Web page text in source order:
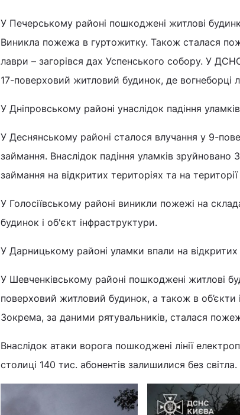
У Печерському районі пошкоджені житлові
Виникла пожежа в гуртожитку. Також сталася
лаври – загорівся дах Успенського собору. У
17-поверховий житловий будинок, де вогнеборці
У Дніпровському районі унаслідок падіння
У Деснянському районі сталося влучання у 9-
займання. Внаслідок падіння уламків зруйновано
займання на відкритих територіях та на
У Голосіївському районі виникли пожежі на
будинок і об'єкт інфраструктури.
У Дарницькому районі уламки впали на відкритих
У Шевченківському районі пошкоджені житлові
поверховий житловий будинок, а також в об’єкти
Зокрема, за даними рятувальників, сталася
Внаслідок атаки ворога пошкоджені лінії
столиці 140 тис. абонентів залишилися без світла.